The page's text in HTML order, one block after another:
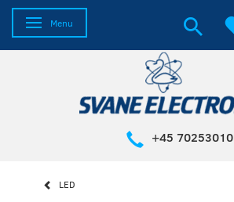
Skifte navigation
Menu
+45 70253010
LED